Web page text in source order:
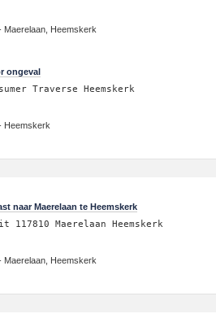
Maerelaan, Heemskerk
ongeval
Traverse Heemskerk
Heemskerk
naar Maerelaan te Heemskerk
Maerelaan Heemskerk
Maerelaan, Heemskerk